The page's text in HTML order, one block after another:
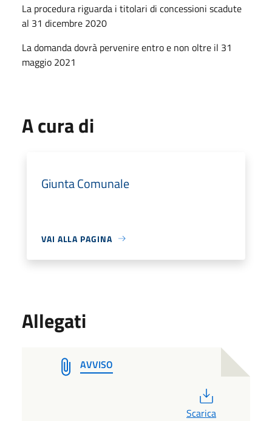
La procedura riguarda i titolari di concessioni scadute
al 31 dicembre 2020
La domanda dovrà pervenire entro e non oltre il 31
maggio 2021
A cura di
Giunta Comunale
VAI ALLA PAGINA
Allegati
AVVISO
Scarica